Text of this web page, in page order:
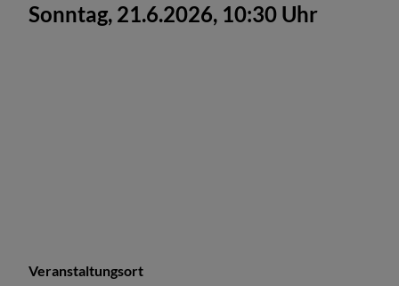
Sonntag, 21.6.2026, 10:30 Uhr
Veranstaltungsort